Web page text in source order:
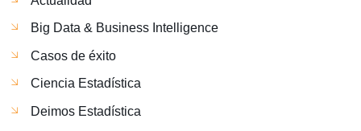
Big Data & Business Intelligence
Casos de éxito
Ciencia Estadística
Deimos Estadística